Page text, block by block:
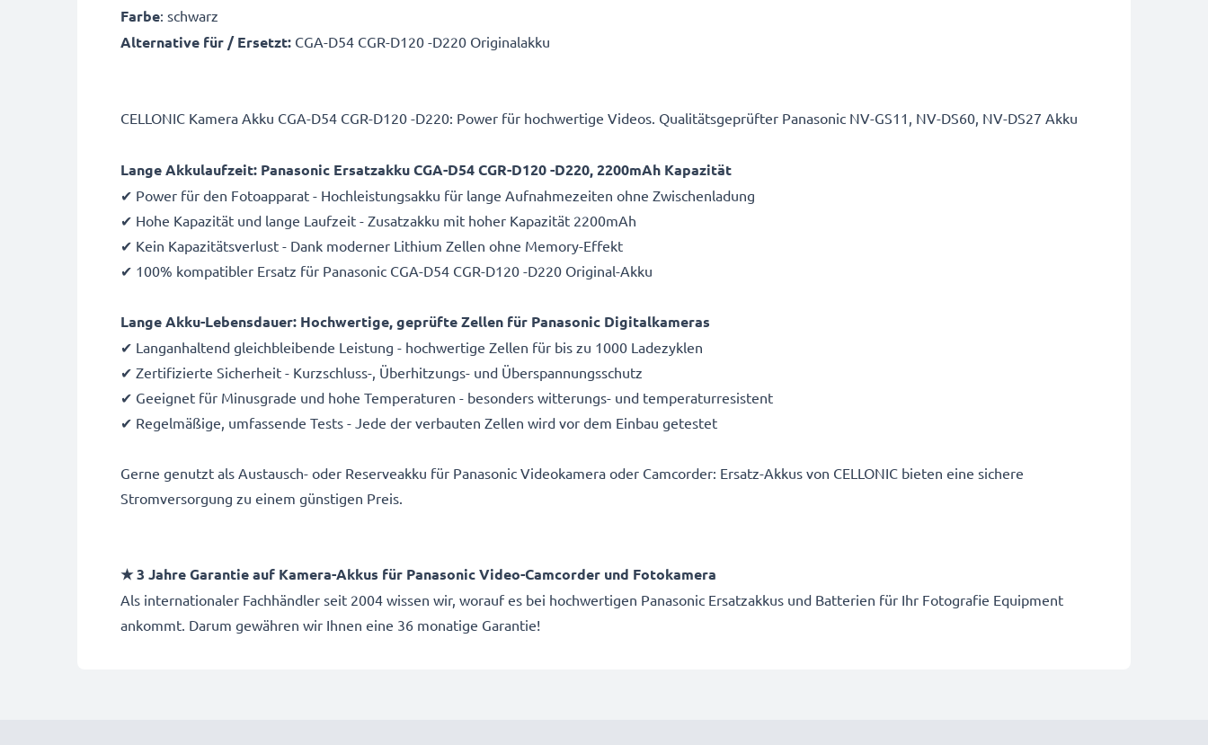
Farbe: schwarz
Alternative für / Ersetzt: CGA-D54 CGR-D120 -D220 Originalakku
CELLONIC Kamera Akku CGA-D54 CGR-D120 -D220: Power für hochwertige Videos. Qualitätsgeprüfter Panasonic NV-GS11, NV-DS60, NV-DS27 Akku
Lange Akkulaufzeit: Panasonic Ersatzakku CGA-D54 CGR-D120 -D220, 2200mAh Kapazität
✔ Power für den Fotoapparat - Hochleistungsakku für lange Aufnahmezeiten ohne Zwischenladung
✔ Hohe Kapazität und lange Laufzeit - Zusatzakku mit hoher Kapazität 2200mAh
✔ Kein Kapazitätsverlust - Dank moderner Lithium Zellen ohne Memory-Effekt
✔ 100% kompatibler Ersatz für Panasonic CGA-D54 CGR-D120 -D220 Original-Akku
Lange Akku-Lebensdauer: Hochwertige, geprüfte Zellen für Panasonic Digitalkameras
✔ Langanhaltend gleichbleibende Leistung - hochwertige Zellen für bis zu 1000 Ladezyklen
✔ Zertifizierte Sicherheit - Kurzschluss-, Überhitzungs- und Überspannungsschutz
✔ Geeignet für Minusgrade und hohe Temperaturen - besonders witterungs- und temperaturresistent
✔ Regelmäßige, umfassende Tests - Jede der verbauten Zellen wird vor dem Einbau getestet
Gerne genutzt als Austausch- oder Reserveakku für Panasonic Videokamera oder Camcorder: Ersatz-Akkus von CELLONIC bieten eine sichere
Stromversorgung zu einem günstigen Preis.
★ 3 Jahre Garantie auf Kamera-Akkus für Panasonic Video-Camcorder und Fotokamera
Als internationaler Fachhändler seit 2004 wissen wir, worauf es bei hochwertigen Panasonic Ersatzakkus und Batterien für Ihr Fotografie Equipment
ankommt. Darum gewähren wir Ihnen eine 36 monatige Garantie!